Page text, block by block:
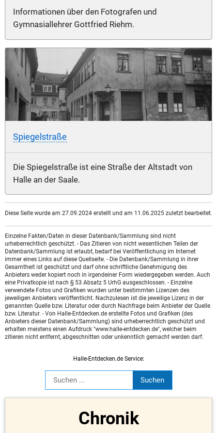
Informationen über den Fotografen und
Gymnasiallehrer Gottfried Riehm.
Spiegelstraße
Die Spiegelstraße ist eine Straße der Altstadt von
Halle an der Saale.
Diese Seite wurde am 27.09.2024 erstellt und am 11.06.2025 zuletzt bearbeitet.
Einzelne Fakten/Daten in dieser Datenbank/Sammlung sind nicht
urheberrechtlich geschützt. - Das Zitieren von nicht wesentlichen Teilen der
Datenbank/Sammlung ist erlaubt, bedarf bei Veröffentlichung im Internet
immer eines Links auf diese Quellseite. - Die Datenbank/Sammlung in ihrer
Gesamtheit ist geschützt und darf ohne schriftliche Genehmigung des
Anbieters weder kopiert noch in irgendeiner Form wiedergegeben werden. Auch
eine Privatkopie ist nach § 53 Absatz 5 UrhG ausgeschlossen. - Einzelne
verwendete Fotos und Grafiken wurden unter bestimmten Lizenzen des
jeweiligen Anbieters veröffentlicht. Nachzulesen ist die jeweilige Lizenz in der
genannten Quelle bzw. Literatur oder durch Nachfrage beim Anbieter der Quelle
bzw. Literatur. - Von Halle-Entdecken.de erstellte Fotos und Grafiken (des
Anbieters dieser Datenbank/Sammlung) sind urheberrechtlich geschützt und
erhalten meistens einen Aufdruck "www.halle-entdecken.de", welcher beim
zitieren nicht entfernt, abgeschnitten oder unkenntlich gemacht werden darf.
Halle-Entdecken.de Service:
Chronik